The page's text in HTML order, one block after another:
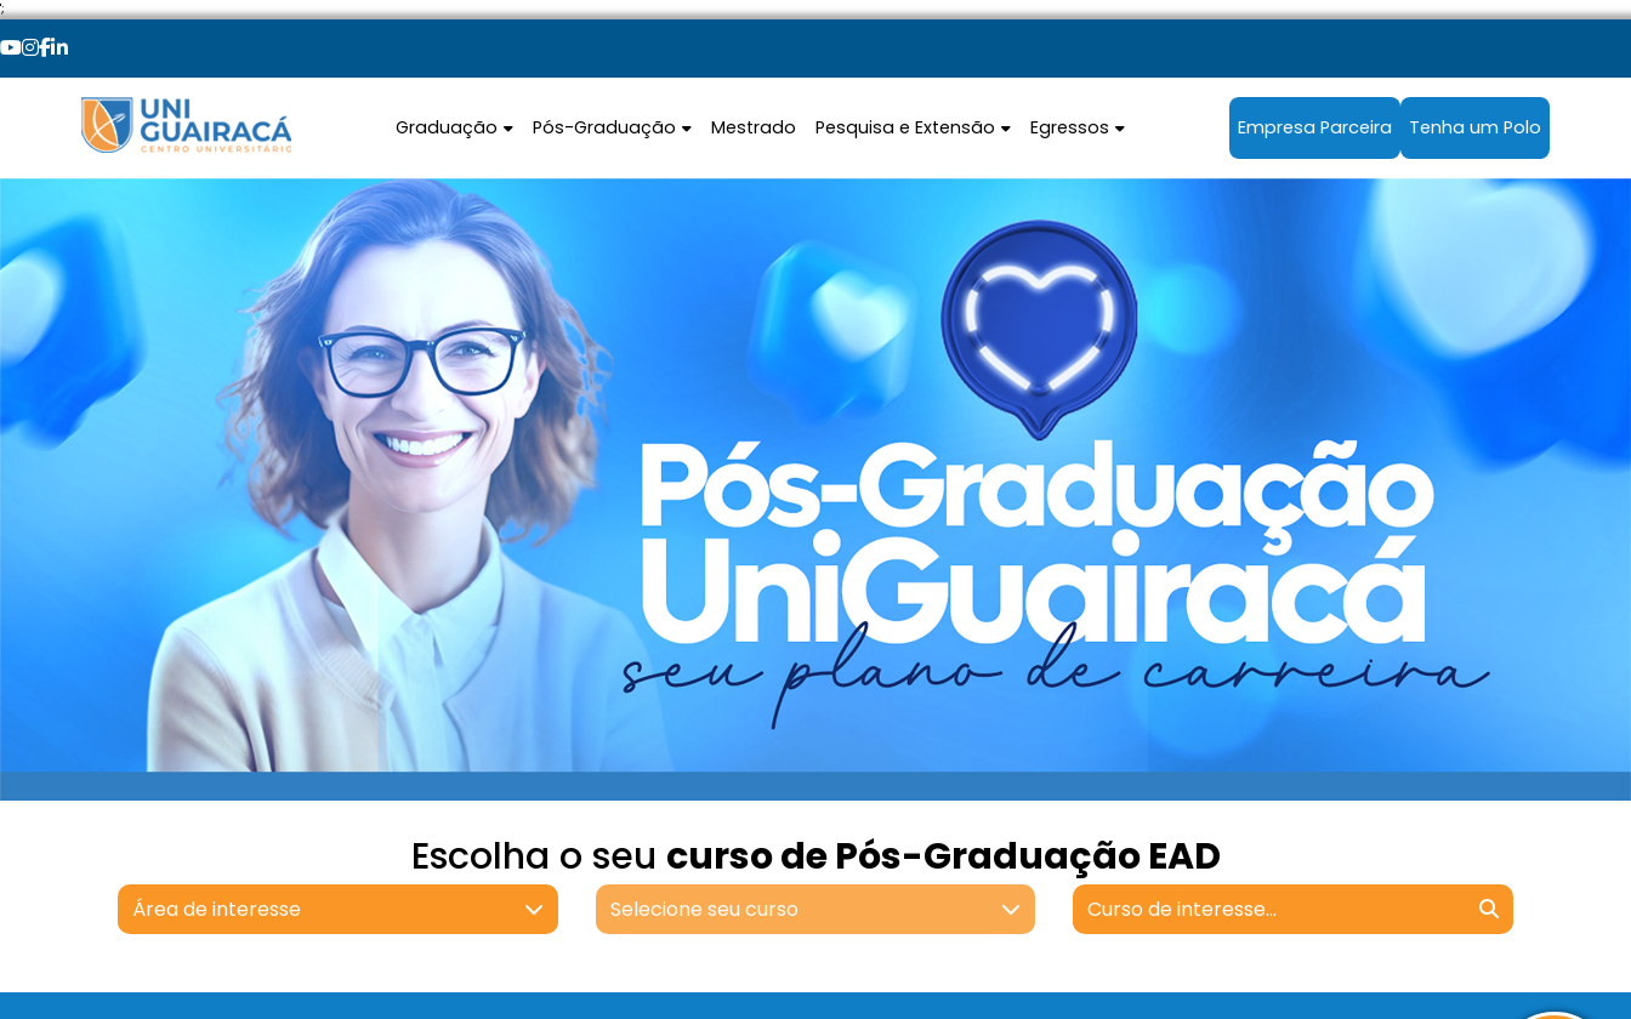
';
Graduação Pós-Graduação Mestrado Pesquisa e Extensão Egressos Empresa Parceira Tenha um Polo
Escolha o seu curso de Pós-Graduação EAD
Área de interesse Selecione seu curso